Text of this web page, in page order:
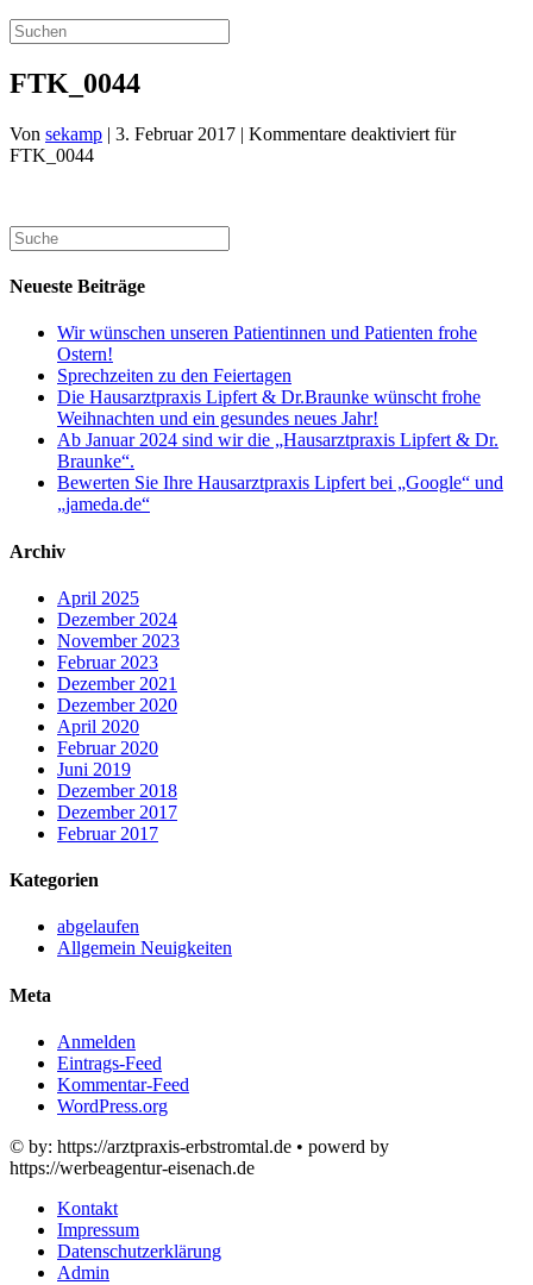
FTK_0044
Von sekamp | 3. Februar 2017 | Kommentare deaktiviert für
FTK_0044
Neueste Beiträge
Wir wünschen unseren Patientinnen und Patienten frohe
Ostern!
Sprechzeiten zu den Feiertagen
Die Hausarztpraxis Lipfert & Dr.Braunke wünscht frohe
Weihnachten und ein gesundes neues Jahr!
Ab Januar 2024 sind wir die „Hausarztpraxis Lipfert & Dr.
Braunke“.
Bewerten Sie Ihre Hausarztpraxis Lipfert bei „Google“ und
„jameda.de“
Archiv
April 2025
Dezember 2024
November 2023
Februar 2023
Dezember 2021
Dezember 2020
April 2020
Februar 2020
Juni 2019
Dezember 2018
Dezember 2017
Februar 2017
Kategorien
abgelaufen
Allgemein Neuigkeiten
Meta
Anmelden
Eintrags-Feed
Kommentar-Feed
WordPress.org
© by: https://arztpraxis-erbstromtal.de • powerd by
https://werbeagentur-eisenach.de
Kontakt
Impressum
Datenschutzerklärung
Admin